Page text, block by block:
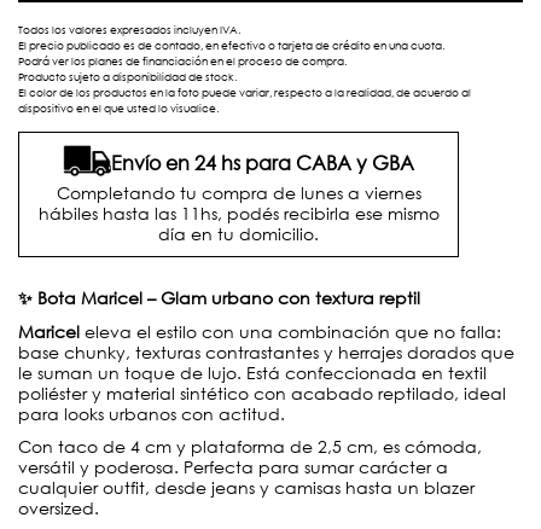
Todos los valores expresados incluyen IVA.
El precio publicado es de contado, en efectivo o tarjeta de crédito en una cuota.
Podrá ver los planes de financiación en el proceso de compra.
Producto sujeto a disponibilidad de stock.
El color de los productos en la foto puede variar, respecto a la realidad, de acuerdo al
dispositivo en el que usted lo visualice.
Envío en 24 hs para CABA y GBA
Completando tu compra de lunes a viernes
hábiles hasta las 11hs, podés recibirla ese mismo
día en tu domicilio.
✨ Bota Maricel – Glam urbano con textura reptil
Maricel eleva el estilo con una combinación que no falla:
base chunky, texturas contrastantes y herrajes dorados que
le suman un toque de lujo. Está confeccionada en textil
poliéster y material sintético con acabado reptilado, ideal
para looks urbanos con actitud.
Con taco de 4 cm y plataforma de 2,5 cm, es cómoda,
versátil y poderosa. Perfecta para sumar carácter a
cualquier outfit, desde jeans y camisas hasta un blazer
oversized.